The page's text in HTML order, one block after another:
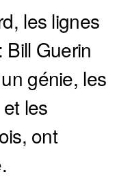
les lignes
Guerin
génie, les
les
ont